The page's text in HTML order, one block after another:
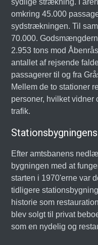
sydlige strækning. I
omkring 45.000
sydstrækningen. Til
70.000.
2.953 tons mod
antallet af rejsende
passagerer til og fra
Mellem de to stationer
personer, hvilket vidner
trafik.
Efter amtsbanens
bygningen med at
starten i 1970'erne var
tidligere
historie som
blev solgt til privat
som en nydelig og